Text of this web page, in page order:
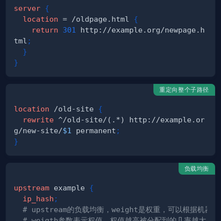
server {
location = /oldpage.html
{
return
301
http://example.org/newpage.h
tml ;
}
}
重定向整个子路径
location /old-site
{
rewrite ^/old-site/(.*) http://example.or
g/new-site/$1 permanent ;
}
负载均衡
upstream example
{
ip_hash ;
# upstream的负载均衡，weight是权重，可以根据机器配